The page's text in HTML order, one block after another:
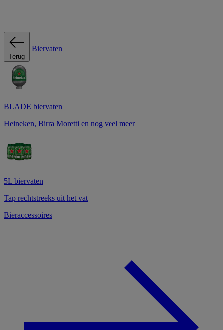
Terug
Biervaten
BLADE biervaten
Heineken, Birra Moretti en nog veel meer
5L biervaten
Tap rechtstreeks uit het vat
Bieraccessoires